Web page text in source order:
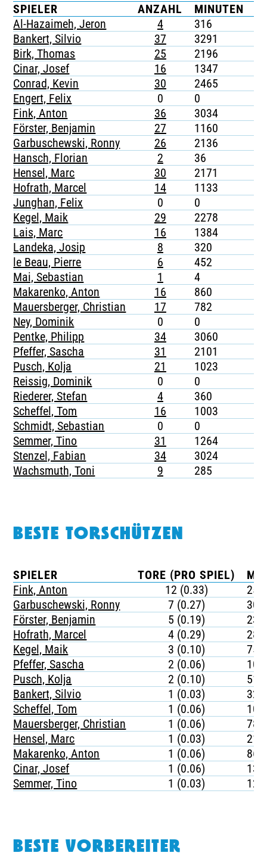
TICKETING
SPIELER
ANZAHL MINUTEN
Al-Hazaimeh, Jeron
4 316
Bankert, Silvio
37 3291
Birk, Thomas
25 2196
Cinar, Josef
16 1347
Conrad, Kevin
30 2465
Engert, Felix
0 0
Fink, Anton
36 3034
Förster, Benjamin
27 1160
Garbuschewski, Ronny
26 2136
Hansch, Florian
2 36
Hensel, Marc
30 2171
Hofrath, Marcel
14 1133
Junghan, Felix
0 0
Kegel, Maik
29 2278
Lais, Marc
16 1384
Landeka, Josip
8 320
le Beau, Pierre
6 452
Mai, Sebastian
1 4
Makarenko, Anton
16 860
Mauersberger, Christian
17 782
Ney, Dominik
0 0
Pentke, Philipp
34 3060
Pfeffer, Sascha
31 2101
Pusch, Kolja
21 1023
Reissig, Dominik
0 0
Riederer, Stefan
4 360
Scheffel, Tom
16 1003
Schmidt, Sebastian
0 0
Semmer, Tino
31 1264
Stenzel, Fabian
34 3024
Wachsmuth, Toni
9 285
BESTE TORSCHÜTZEN
SPIELER TORE (PRO SPIEL)
Fink, Anton
12 (0.33)
253
Garbuschewski, Ronny
7 (0.27)
305
Förster, Benjamin
5 (0.19)
232
Hofrath, Marcel
4 (0.29)
283
Kegel, Maik
3 (0.10)
759
Pfeffer, Sascha
2 (0.06)
Pusch, Kolja
2 (0.10)
512
Bankert, Silvio
1 (0.03)
Scheffel, Tom
1 (0.06)
Mauersberger, Christian
1 (0.06)
782
Hensel, Marc
1 (0.03)
Makarenko, Anton
1 (0.06)
860
Cinar, Josef
1 (0.06)
Semmer, Tino
1 (0.03)
BESTE VORBEREITER